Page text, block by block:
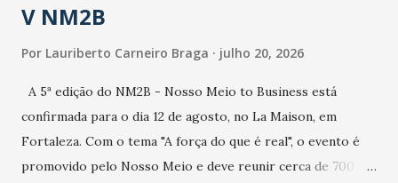
V NM2B
Por Lauriberto Carneiro Braga julho 20, 2026
A 5ª edição do NM2B - Nosso Meio to Business está
confirmada para o dia 12 de agosto, no La Maison, em
Fortaleza. Com o tema "A força do que é real", o evento é
promovido pelo Nosso Meio e deve reunir cerca de 700